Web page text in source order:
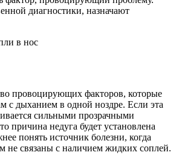
диагностики, назначают
провоцирующих факторов, которые
с дыханием в одной ноздре. Если эта
сильными прозрачными
причина недуга будет установлена
понять источник болезни, когда
не связаны с наличием жидких соплей.